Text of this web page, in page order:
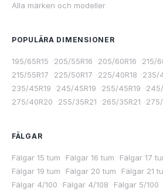
Alla märken och modeller
POPULÄRA DIMENSIONER
195/65R15 ·205/55R16 ·205/60R16 ·215/
215/55R17 ·225/50R17 ·225/40R18 ·235/
235/45R19 ·245/45R19 ·255/45R19 ·
275/40R20 ·255/35R21 ·265/35R21 ·
FÄLGAR
Fälgar 15 tum ·Fälgar 16 tum ·Fälgar 17
Fälgar 19 tum ·Fälgar 20 tum ·Fälgar 21
Fälgar 4/100 ·Fälgar 4/108 ·Fälgar 5/100